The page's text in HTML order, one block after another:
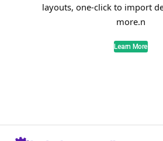
layouts, one-click to import
more.n
Learn More